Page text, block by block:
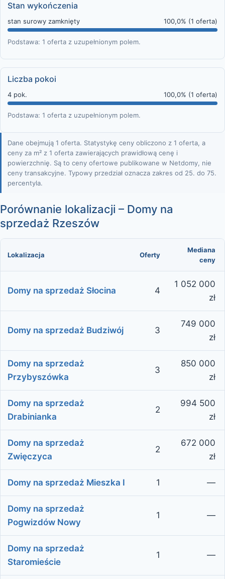
Stan wykończenia
stan surowy zamknięty 100,0% (1 oferta)
Podstawa: 1 oferta z uzupełnionym polem.
Liczba pokoi
4 pok. 100,0% (1 oferta)
Podstawa: 1 oferta z uzupełnionym polem.
Dane obejmują 1 oferta. Statystykę ceny obliczono z 1 oferta, a
ceny za m² z 1 oferta zawierających prawidłową cenę i
powierzchnię. Są to ceny ofertowe publikowane w Netdomy, nie
ceny transakcyjne. Typowy przedział oznacza zakres od 25. do 75.
percentyla.
Porównanie lokalizacji – Domy na
sprzedaż Rzeszów
Lokalizacja Oferty
Mediana
ceny
Domy na sprzedaż Słocina 4
1 052 000
zł
Domy na sprzedaż Budziwój 3
749 000
zł
Domy na sprzedaż
Przybyszówka
3
850 000
zł
Domy na sprzedaż
Drabinianka
2
994 500
zł
Domy na sprzedaż
Zwięczyca
2
672 000
zł
Domy na sprzedaż Mieszka I 1 —
Domy na sprzedaż
Pogwizdów Nowy
1 —
Domy na sprzedaż
Staromieście
1 —